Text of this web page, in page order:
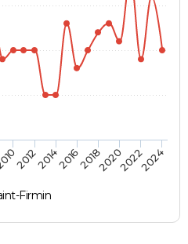
Firmin
2012201420162018202020222024